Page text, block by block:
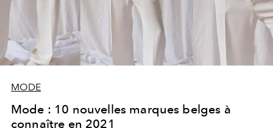
MODE
Mode : 10 nouvelles marques belges à
connaître en 2021